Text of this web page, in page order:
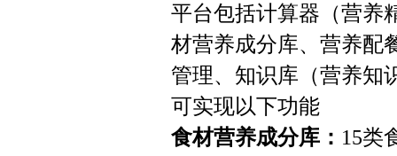
平台包括计算器（营养
材营养成分库、营养配
管理、知识库（营养知
可实现以下功能
食材营养成分库： 15类